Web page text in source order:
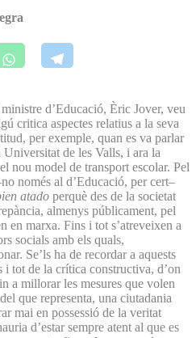
d’Educació, Èric Jover, veu
critica aspectes relatius a la seva
per exemple, quan es va parlar
Universitat de les Valls, i ara la
nou model de transport escolar. Pel
només al d’Educació, per cert–
atado perquè des de la societat
almenys públicament, pel
en marxa. Fins i tot s’atreveixen a
socials amb els quals,
Se’ls ha de recordar a aquests
i tot de la crítica constructiva, d’on
a millorar les mesures que volen
que representa, una ciutadania
mai en possessió de la veritat
d’estar sempre atent al que es